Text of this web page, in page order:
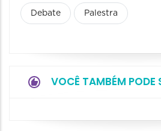
Debate Palestra
VOCÊ TAMBÉM PODE